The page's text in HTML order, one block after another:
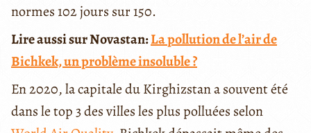
normes 102 jours sur 150.
Lire aussi sur Novastan:La pollution de l’air de
Bichkek, un problème insoluble ?
En 2020, la capitale du Kirghizstan a souvent été
dans le top 3 des villes les plus polluées selon